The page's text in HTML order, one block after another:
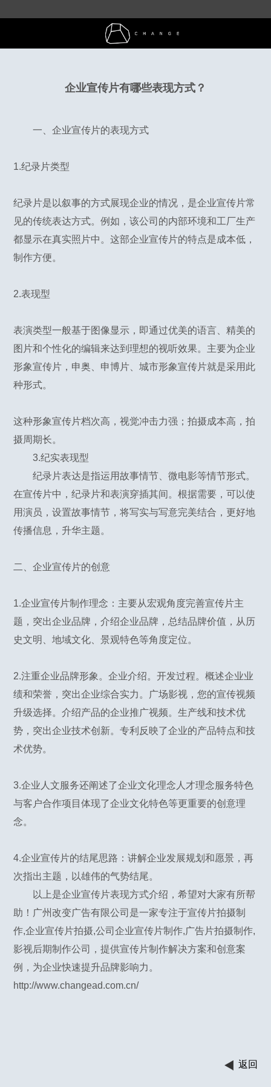
企业宣传片有哪些表现方式？
一、企业宣传片的表现方式
1.纪录片类型
纪录片是以叙事的方式展现企业的情况，是企业宣传片常
见的传统表达方式。例如，该公司的内部环境和工厂生产
都显示在真实照片中。这部企业宣传片的特点是成本低，
制作方便。
2.表现型
表演类型一般基于图像显示，即通过优美的语言、精美的
图片和个性化的编辑来达到理想的视听效果。主要为企业
形象宣传片，申奥、申博片、城市形象宣传片就是采用此
种形式。
这种形象宣传片档次高，视觉冲击力强；拍摄成本高，拍
摄周期长。
3.纪实表现型
纪录片表达是指运用故事情节、微电影等情节形式。
在宣传片中，纪录片和表演穿插其间。根据需要，可以使
用演员，设置故事情节，将写实与写意完美结合，更好地
传播信息，升华主题。
二、企业宣传片的创意
1.企业宣传片制作理念：主要从宏观角度完善宣传片主
题，突出企业品牌，介绍企业品牌，总结品牌价值，从历
史文明、地域文化、景观特色等角度定位。
2.注重企业品牌形象。企业介绍。开发过程。概述企业业
绩和荣誉，突出企业综合实力。广场影视，您的宣传视频
升级选择。介绍产品的企业推广视频。生产线和技术优
势，突出企业技术创新。专利反映了企业的产品特点和技
术优势。
3.企业人文服务还阐述了企业文化理念人才理念服务特色
与客户合作项目体现了企业文化特色等更重要的创意理
念。
4.企业宣传片的结尾思路：讲解企业发展规划和愿景，再
次指出主题，以雄伟的气势结尾。
以上是企业宣传片表现方式介绍，希望对大家有所帮
助！广州改变广告有限公司是一家专注于宣传片拍摄制
作,企业宣传片拍摄,公司企业宣传片制作,广告片拍摄制作,
影视后期制作公司，提供宣传片制作解决方案和创意案
例，为企业快速提升品牌影响力。
http://www.changead.com.cn/
返回